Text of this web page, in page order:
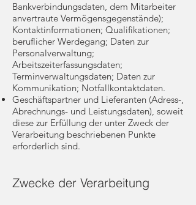
Bankverbindungsdaten, dem Mitarbeiter
anvertraute Vermögensgegenstände);
Kontaktinformationen; Qualifikationen;
beruflicher Werdegang; Daten zur
Personalverwaltung;
Arbeitszeiterfassungsdaten;
Terminverwaltungsdaten; Daten zur
Kommunikation; Notfallkontaktdaten.
Geschäftspartner und Lieferanten (Adress-,
Abrechnungs- und Leistungsdaten), soweit
diese zur Erfüllung der unter Zweck der
Verarbeitung beschriebenen Punkte
erforderlich sind.
Zwecke der Verarbeitung